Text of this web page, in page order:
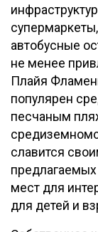
автобусные
не менее
Плайя
популярен
песчаным
славится
мест для
для детей и